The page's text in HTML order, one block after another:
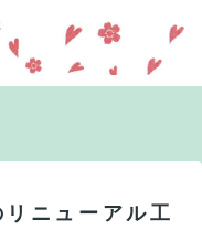
ニューアル工